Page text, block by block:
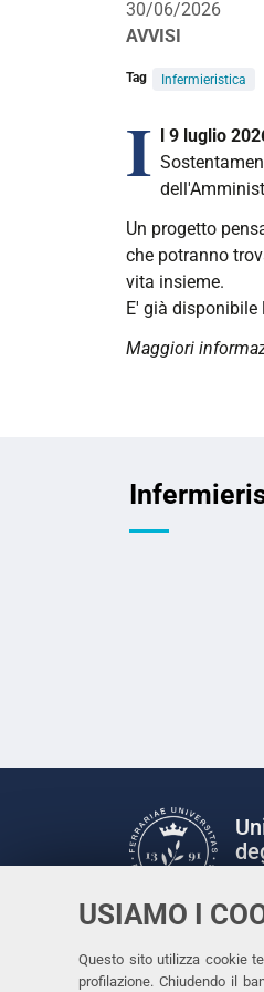
USIAMO I
Questo sito utilizza cookie
profilazione. Chiudendo il
30/06/2026
AVVISI
Tag Infermieristica
I l 9 luglio
Un progetto
che potranno
vita insieme.
E' già disponibile
Maggiori
Facebook